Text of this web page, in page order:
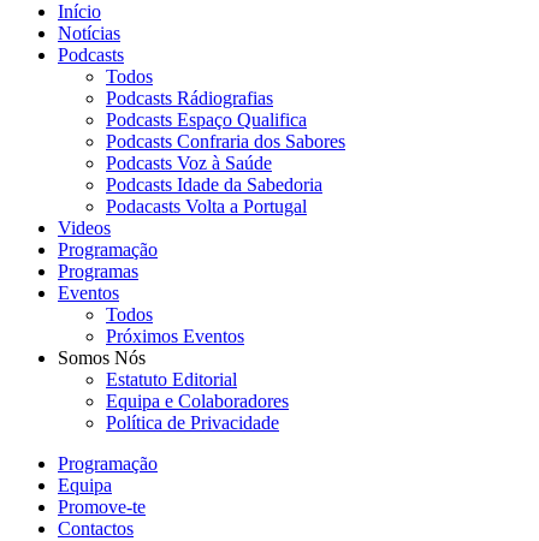
Início
Notícias
Podcasts
Todos
Podcasts Rádiografias
Podcasts Espaço Qualifica
Podcasts Confraria dos Sabores
Podcasts Voz à Saúde
Podcasts Idade da Sabedoria
Podacasts Volta a Portugal
Videos
Programação
Programas
Eventos
Todos
Próximos Eventos
Somos Nós
Estatuto Editorial
Equipa e Colaboradores
Política de Privacidade
Programação
Equipa
Promove-te
Contactos